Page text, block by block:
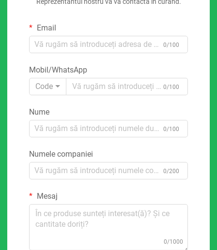
Email
0/100
Mobil/WhatsApp
Code
0/100
Nume
0/100
Numele companiei
0/200
Mesaj
0/1000